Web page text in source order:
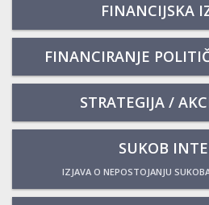
FINANCIJSKA
FINANCIRANJE
STRATEGIJA /
SUKOB
IZJAVA O NEPOSTOJANJU